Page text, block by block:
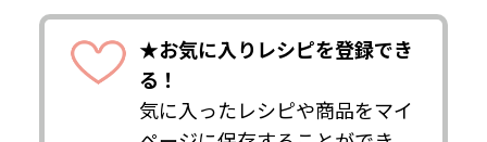
★お気に入りレシピを登録でき
る！
気に入ったレシピや商品をマイ